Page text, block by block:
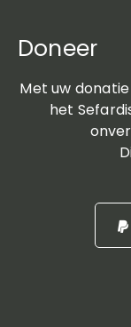
Doneer
Met uw
het